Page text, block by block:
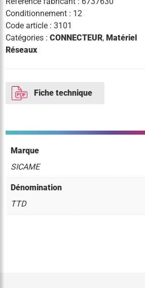
Conditionnement : 12
Code article :3101
Catégories :CONNECTEUR, Matériel
Réseaux
Fiche technique
Marque
SICAME
Dénomination
TTD